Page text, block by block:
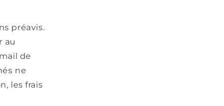
préavis.
au
de
ne
les frais